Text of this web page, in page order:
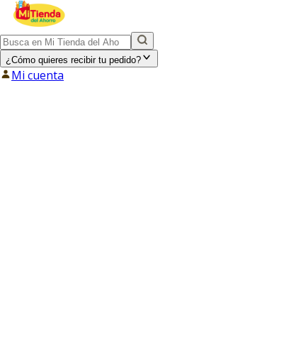
¿Cómo quieres recibir tu pedido?
Mi cuenta